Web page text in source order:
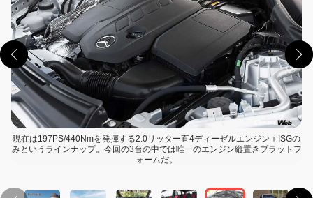
現在は197PS/440Nmを発揮する2.0リッター直4ディーゼルエンジン＋ISGの
みというラインナップ。今回の3台の中では唯一のエンジン縦置きプラットフ
ォームだ。
この画像の記事を読む